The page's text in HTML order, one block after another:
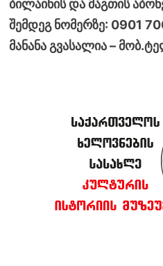
ბილაინის და მაგთის
შემდეგ ნომერზე: 0901
მანანა გვასალია –